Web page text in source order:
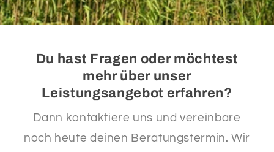
Du hast Fragen oder möchtest
mehr über unser
Leistungsangebot erfahren?
Dann kontaktiere uns und vereinbare
noch heute deinen Beratungstermin. Wir